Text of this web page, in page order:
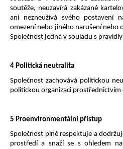
soutěže, neuzavírá zakázané
ani nezneužívá svého postavení
omezení nebo jiného narušení nebo
Společnost jedná v souladu s
4 Politická neutralita
Společnost zachovává politickou
politickou organizaci
5 Proenvironmentální přístup
Společnost plně respektuje a
prostředí a snaží se s ohledem